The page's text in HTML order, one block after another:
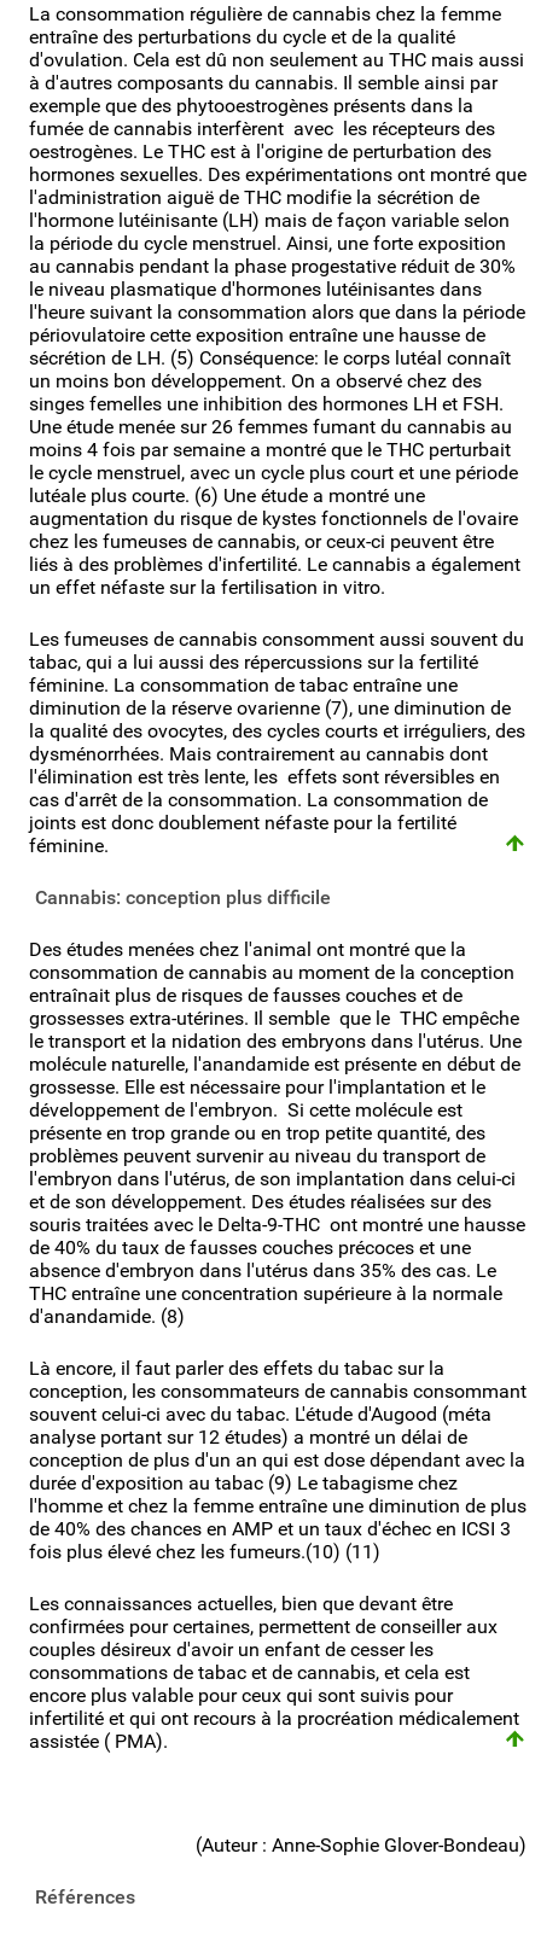
La consommation régulière de cannabis chez la femme
entraîne des perturbations du cycle et de la qualité
d'ovulation. Cela est dû non seulement au THC mais aussi
à d'autres composants du cannabis. Il semble ainsi par
exemple que des phytooestrogènes présents dans la
fumée de cannabis interfèrent avec les récepteurs des
oestrogènes. Le THC est à l'origine de perturbation des
hormones sexuelles. Des expérimentations ont montré que
l'administration aiguë de THC modifie la sécrétion de
l'hormone lutéinisante (LH) mais de façon variable selon
la période du cycle menstruel. Ainsi, une forte exposition
au cannabis pendant la phase progestative réduit de 30%
le niveau plasmatique d'hormones lutéinisantes dans
l'heure suivant la consommation alors que dans la période
périovulatoire cette exposition entraîne une hausse de
sécrétion de LH. (5) Conséquence: le corps lutéal connaît
un moins bon développement. On a observé chez des
singes femelles une inhibition des hormones LH et FSH.
Une étude menée sur 26 femmes fumant du cannabis au
moins 4 fois par semaine a montré que le THC perturbait
le cycle menstruel, avec un cycle plus court et une période
lutéale plus courte. (6) Une étude a montré une
augmentation du risque de kystes fonctionnels de l'ovaire
chez les fumeuses de cannabis, or ceux-ci peuvent être
liés à des problèmes d'infertilité. Le cannabis a également
un effet néfaste sur la fertilisation in vitro.
Les fumeuses de cannabis consomment aussi souvent du
tabac, qui a lui aussi des répercussions sur la fertilité
féminine. La consommation de tabac entraîne une
diminution de la réserve ovarienne (7), une diminution de
la qualité des ovocytes, des cycles courts et irréguliers, des
dysménorrhées. Mais contrairement au cannabis dont
l'élimination est très lente, les effets sont réversibles en
cas d'arrêt de la consommation. La consommation de
joints est donc doublement néfaste pour la fertilité
féminine.
Cannabis: conception plus difficile
Des études menées chez l'animal ont montré que la
consommation de cannabis au moment de la conception
entraînait plus de risques de fausses couches et de
grossesses extra-utérines. Il semble que le THC empêche
le transport et la nidation des embryons dans l'utérus. Une
molécule naturelle, l'anandamide est présente en début de
grossesse. Elle est nécessaire pour l'implantation et le
développement de l'embryon. Si cette molécule est
présente en trop grande ou en trop petite quantité, des
problèmes peuvent survenir au niveau du transport de
l'embryon dans l'utérus, de son implantation dans celui-ci
et de son développement. Des études réalisées sur des
souris traitées avec le Delta-9-THC ont montré une hausse
de 40% du taux de fausses couches précoces et une
absence d'embryon dans l'utérus dans 35% des cas. Le
THC entraîne une concentration supérieure à la normale
d'anandamide. (8)
Là encore, il faut parler des effets du tabac sur la
conception, les consommateurs de cannabis consommant
souvent celui-ci avec du tabac. L'étude d'Augood (méta
analyse portant sur 12 études) a montré un délai de
conception de plus d'un an qui est dose dépendant avec la
durée d'exposition au tabac (9) Le tabagisme chez
l'homme et chez la femme entraîne une diminution de plus
de 40% des chances en AMP et un taux d'échec en ICSI 3
fois plus élevé chez les fumeurs.(10) (11)
Les connaissances actuelles, bien que devant être
confirmées pour certaines, permettent de conseiller aux
couples désireux d'avoir un enfant de cesser les
consommations de tabac et de cannabis, et cela est
encore plus valable pour ceux qui sont suivis pour
infertilité et qui ont recours à la procréation médicalement
assistée ( PMA).
(Auteur : Anne-Sophie Glover-Bondeau)
Références